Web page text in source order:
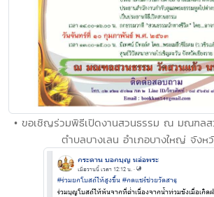
• ขอเชิญร่วมพิธีเปิดงานสวนธรรม ณ มณฑลส
ตำบลบางเลน อำเภอบางใหญ่ จังห